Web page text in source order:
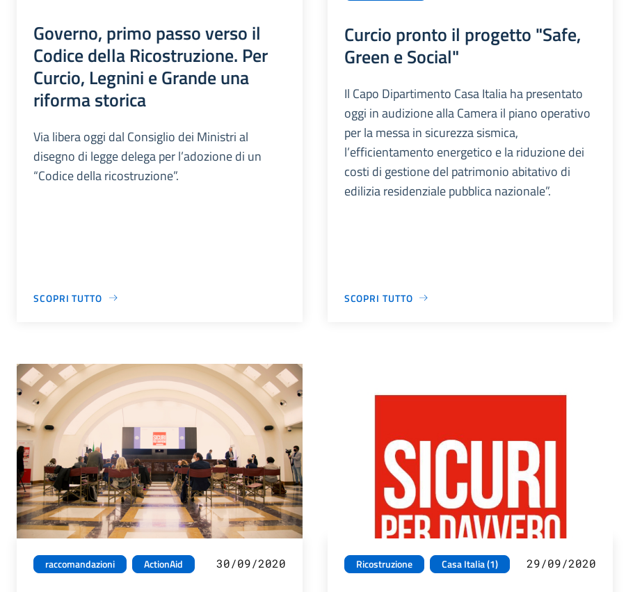
Governo, primo passo verso il
Codice della Ricostruzione. Per
Curcio, Legnini e Grande una
riforma storica
Via libera oggi dal Consiglio dei Ministri al
disegno di legge delega per l’adozione di un
“Codice della ricostruzione”.
SCOPRI TUTTO
Curcio pronto il progetto "Safe,
Green e Social"
Il Capo Dipartimento Casa Italia ha presentato
oggi in audizione alla Camera il piano operativo
per la messa in sicurezza sismica,
l’efficientamento energetico e la riduzione dei
costi di gestione del patrimonio abitativo di
edilizia residenziale pubblica nazionale”.
SCOPRI TUTTO
raccomandazioni ActionAid 30/09/2020 Ricostruzione Casa Italia (1) 29/09/2020